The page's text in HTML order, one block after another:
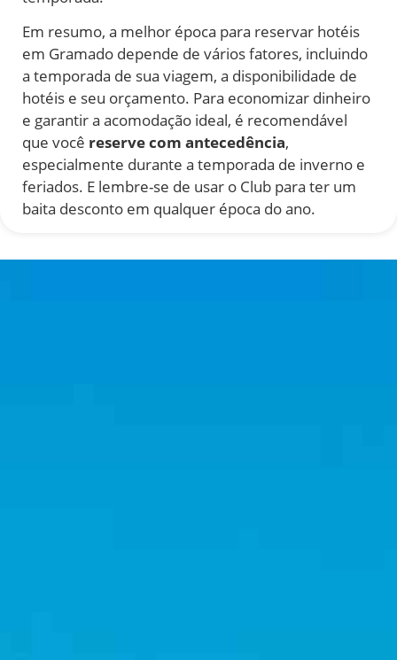
Em resumo, a melhor época para reservar hotéis
em Gramado depende de vários fatores, incluindo
a temporada de sua viagem, a disponibilidade de
hotéis e seu orçamento. Para economizar dinheiro
e garantir a acomodação ideal, é recomendável
que você reserve com antecedência,
especialmente durante a temporada de inverno e
feriados. E lembre-se de usar o Club para ter um
baita desconto em qualquer época do ano.